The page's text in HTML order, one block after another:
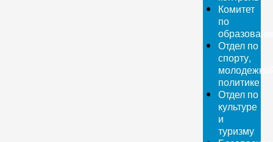
Комитет
по
Отдел по
спорту,
политике
Отдел по
культуре
и
туризму